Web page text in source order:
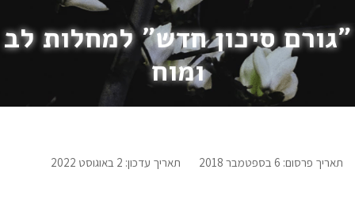
״גורם סיכון חדש״ למחלות לב
ומוח
תאריך פרסום: 6 בספטמבר 2018 תאריך עדכון: 2 באוגוסט 2022